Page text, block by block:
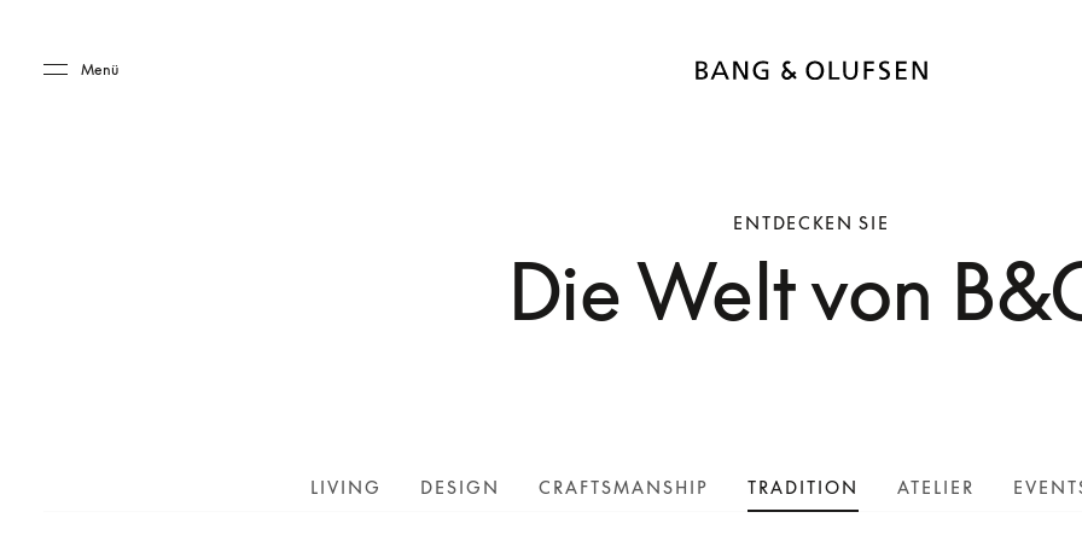
Menü
ENTDECKEN SIE
Die Welt von
LIVING DESIGN CRAFTSMANSHIP TRADITION ATELIER